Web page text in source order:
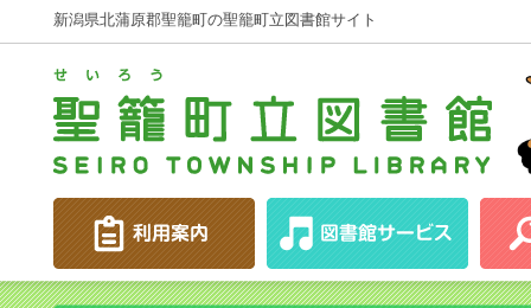
新潟県北蒲原郡聖籠町の聖籠町立図書館サイト